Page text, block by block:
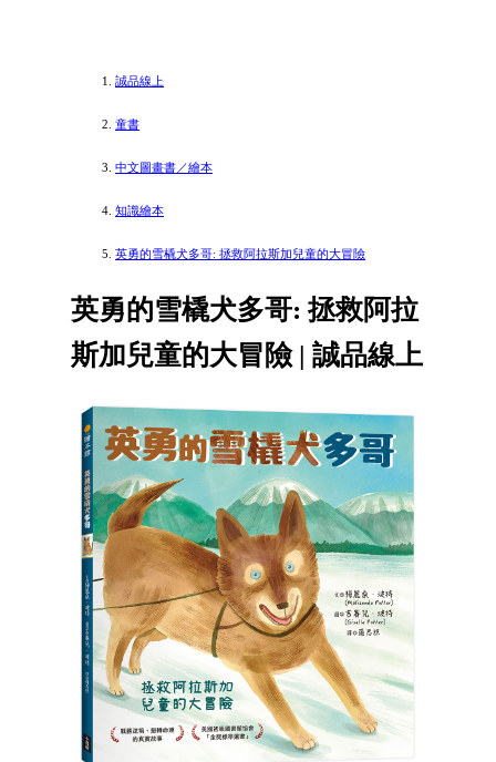
誠品線上
童書
中文圖畫書／繪本
知識繪本
英勇的雪橇犬多哥: 拯救阿拉斯加兒童的大冒險
英勇的雪橇犬多哥: 拯救阿拉
斯加兒童的大冒險 | 誠品線上